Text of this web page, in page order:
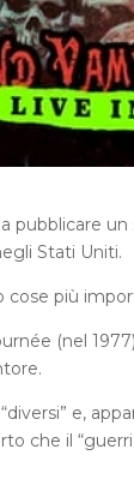
pubblicare un
Stati Uniti.
cose più
(nel
e,
che il